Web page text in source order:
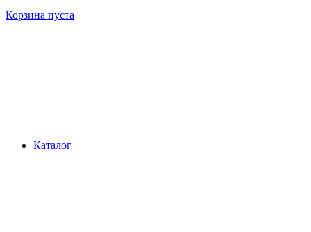
Корзина пуста
Каталог